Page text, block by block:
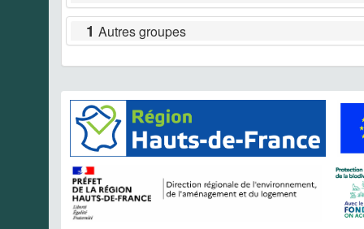
1 Autres groupes